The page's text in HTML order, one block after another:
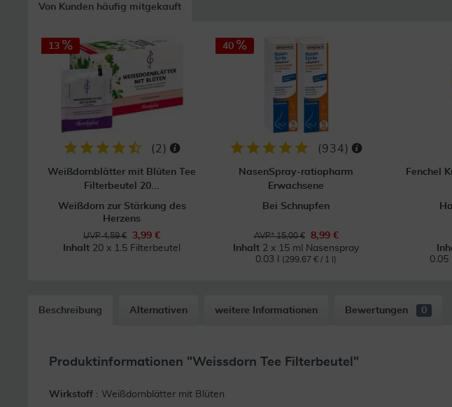
Von Kunden häufig mitgekauft
13
(2 )
Weißdornblätter mit Blüten Tee
Filterbeutel 20...
Weißdorn zur Stärkung des
Herzens
UVP 4,59 €
3,99 €
Inhalt 20 x 1.5 Filterbeutel
40
(934)
NasenSpray-ratiopharm
Erwachsene
Bei Schnupfen
AVP* 15,00 €
8,99 €
Inhalt 2 x 15 ml Nasenspray
0.03 l
(299,67 € / 1 l)
Fenchel
0.05 l
Beschreibung Alternativen weitere Informationen Bewertungen 0
Produktinformationen "Weissdorn Tee Filterbeutel"
Wirkstoff : Weißdornblätter mit Blüten